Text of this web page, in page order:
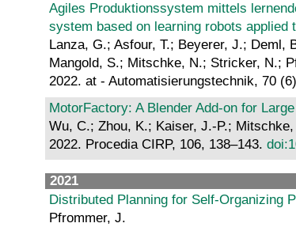
Agiles Produktionssystem mittels
system based on learning robots applied
Lanza, G.; Asfour, T.; Beyerer, J.;
Mangold, S.; Mitschke, N.; Stricker, N.;
2022. at - Automatisierungstechnik, 70
MotorFactory: A Blender Add-on for
Wu, C.; Zhou, K.; Kaiser, J.-P.;
2022. Procedia CIRP, 106, 138–143.
2021
Distributed Planning for Self-Organizing
Pfrommer, J.